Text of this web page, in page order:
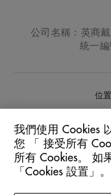
公司名稱：英商
統一
位
我們使用 Cookies
您 「 接受所有
所有 Cookies。 如
「Cookies 設置」